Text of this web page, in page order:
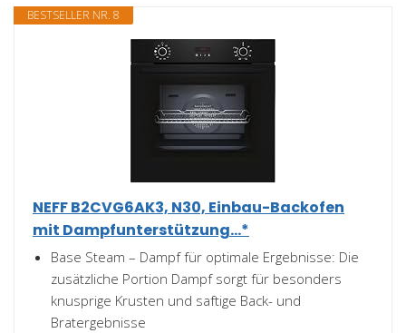
BESTSELLER NR. 8
NEFF B2CVG6AK3, N30, Einbau-Backofen
mit Dampfunterstützung...*
Base Steam – Dampf für optimale Ergebnisse: Die
zusätzliche Portion Dampf sorgt für besonders
knusprige Krusten und saftige Back- und
Bratergebnisse